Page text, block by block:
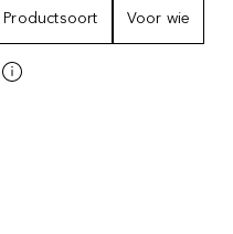
Productsoort Voor wie